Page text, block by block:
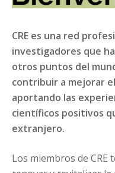
COLABORADORES
CRE es una red
investigadores que
otros puntos del
contribuir a mejorar
aportando las
científicos positivos
extranjero.
Los miembros de